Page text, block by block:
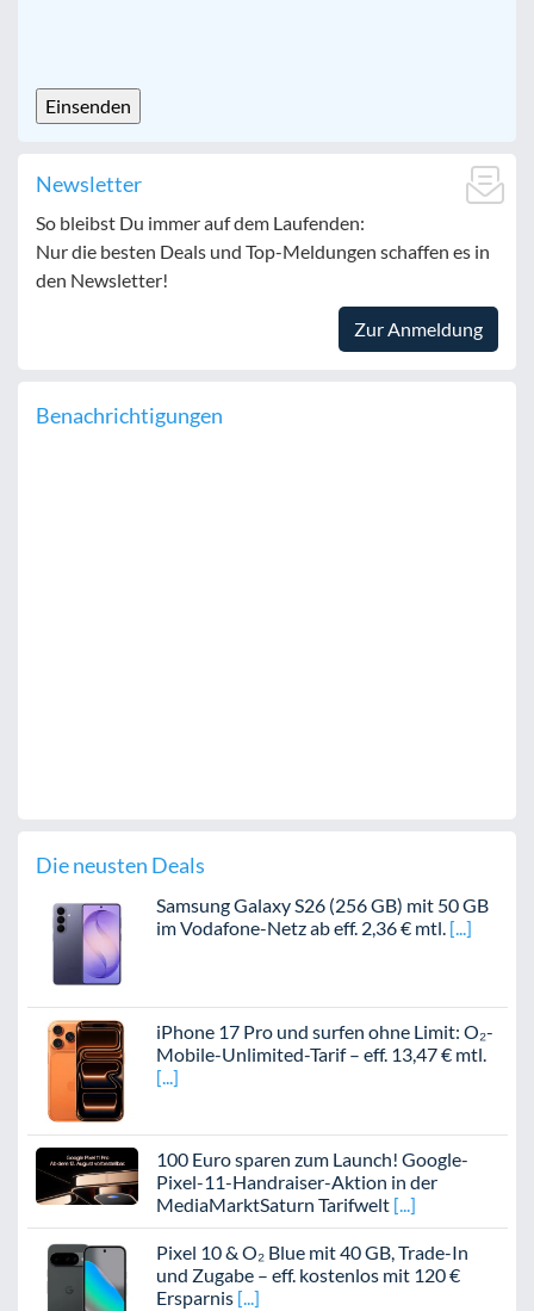
Newsletter
So bleibst Du immer auf dem Laufenden:
Nur die besten Deals und Top-Meldungen schaffen es in
den Newsletter!
Zur Anmeldung
Benachrichtigungen
Die neusten Deals
Samsung Galaxy S26 (256 GB) mit 50 GB
im Vodafone-Netz ab eff. 2,36 € mtl.
iPhone 17 Pro und surfen ohne Limit: O₂-
Mobile-Unlimited-Tarif – eff. 13,47 € mtl.
100 Euro sparen zum Launch! Google-
Pixel-11-Handraiser-Aktion in der
MediaMarktSaturn Tarifwelt
Pixel 10 & O₂ Blue mit 40 GB, Trade-In
und Zugabe – eff. kostenlos mit 120 €
Ersparnis